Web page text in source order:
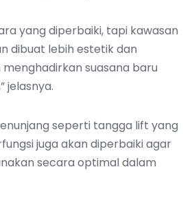
yang diperbaiki, tapi kawasan
dibuat lebih estetik dan
menghadirkan suasana baru
jelasnya.
seperti tangga lift yang
juga akan diperbaiki agar
secara optimal dalam